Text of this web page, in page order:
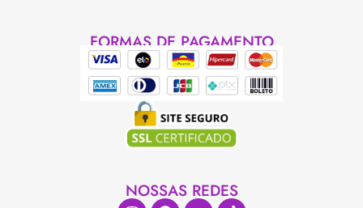
FORMAS DE PAGAMENTO
NOSSAS REDES